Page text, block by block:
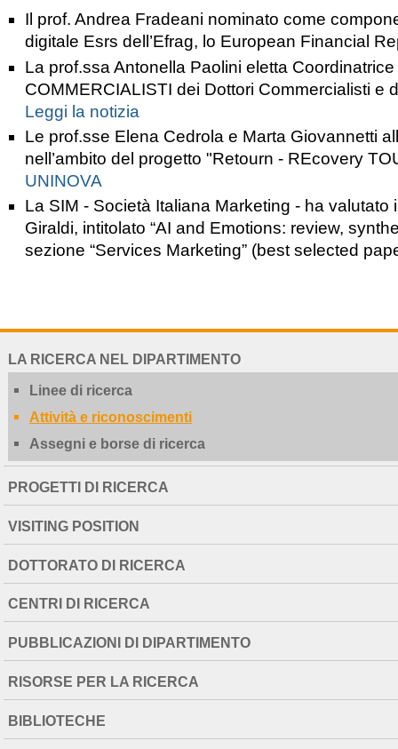
Il prof. Andrea Fradeani nominato come
digitale Esrs dell’Efrag, lo European Financial
La prof.ssa Antonella Paolini eletta
COMMERCIALISTI dei Dottori Commercialisti e
Leggi la notizia
Le prof.sse Elena Cedrola e Marta Giovannetti
nell’ambito del progetto "Retourn - REcovery
UNINOVA
La SIM - Società Italiana Marketing - ha
Giraldi, intitolato “AI and Emotions: review,
sezione “Services Marketing” (best selected
EXTENDED
LA RICERCA NEL DIPARTIMENTO
Linee di ricerca
Attività e riconoscimenti
Assegni e borse di ricerca
PROGETTI DI RICERCA
VISITING POSITION
DOTTORATO DI RICERCA
CENTRI DI RICERCA
PUBBLICAZIONI DI DIPARTIMENTO
RISORSE PER LA RICERCA
BIBLIOTECHE